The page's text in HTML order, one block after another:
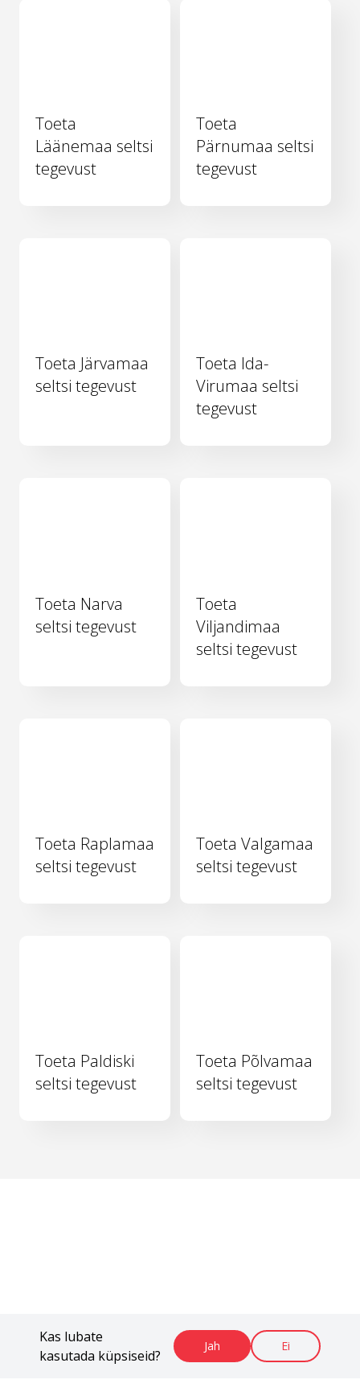
Kas lubate
kasutada küpsiseid?
Jah Ei
Toeta
Läänemaa seltsi
tegevust
Toeta
Pärnumaa seltsi
tegevust
Toeta Järvamaa
seltsi tegevust
Toeta Ida-
Virumaa seltsi
tegevust
Toeta Narva
seltsi tegevust
Toeta
Viljandimaa
seltsi tegevust
Toeta Raplamaa
seltsi tegevust
Toeta Valgamaa
seltsi tegevust
Toeta Paldiski
seltsi tegevust
Toeta Põlvamaa
seltsi tegevust